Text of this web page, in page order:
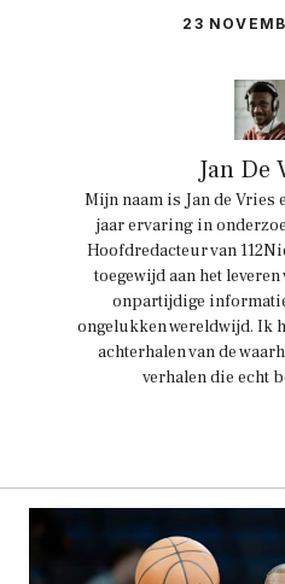
23
Jan De
Mijn naam is Jan de Vries
jaar ervaring in
Hoofdredacteur van
toegewijd aan het
onpartijdige
ongelukken wereldwijd. Ik
achterhalen van de
verhalen die echt